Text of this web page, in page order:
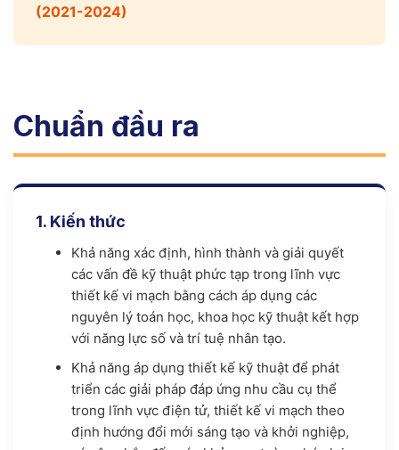
(2021-2024)
Chuẩn đầu ra
1. Kiến thức
Khả năng xác định, hình thành và giải quyết
các vấn đề kỹ thuật phức tạp trong lĩnh vực
thiết kế vi mạch bằng cách áp dụng các
nguyên lý toán học, khoa học kỹ thuật kết hợp
với năng lực số và trí tuệ nhân tạo.
Khả năng áp dụng thiết kế kỹ thuật để phát
triển các giải pháp đáp ứng nhu cầu cụ thể
trong lĩnh vực điện tử, thiết kế vi mạch theo
định hướng đổi mới sáng tạo và khởi nghiệp,